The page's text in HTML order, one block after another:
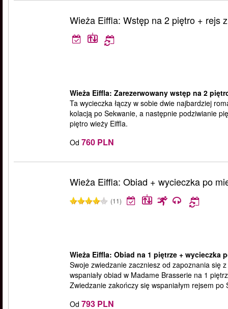
Wieża Eiffla: Wstęp na 2 piętro + rejs
Wieża Eiffla: Zarezerwowany wstęp na 2
Ta wycieczka łączy w sobie dwie najbardziej
kolacją po Sekwanie, a następnie podziwianie
piętro wieży Eiffla.
Od 760 PLN
Wieża Eiffla: Obiad + wycieczka po
(11)
Wieża Eiffla: Obiad na 1 piętrze + wycieczka
Swoje zwiedzanie zaczniesz od zapoznania się
wspaniały obiad w Madame Brasserie na 1
Zwiedzanie zakończy się wspaniałym rejsem po
Od 793 PLN